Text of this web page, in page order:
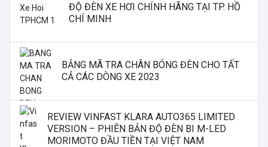
ĐỘ ĐÈN XE HƠI CHÍNH HÃNG TẠI TP. HỒ
CHÍ MINH
BẢNG MÃ TRA CHÂN BÓNG ĐÈN CHO TẤT
CẢ CÁC DÒNG XE 2023
REVIEW VINFAST KLARA AUTO365 LIMITED
VERSION – PHIÊN BẢN ĐỘ ĐÈN BI M-LED
MORIMOTO ĐẦU TIỀN TẠI VIỆT NAM